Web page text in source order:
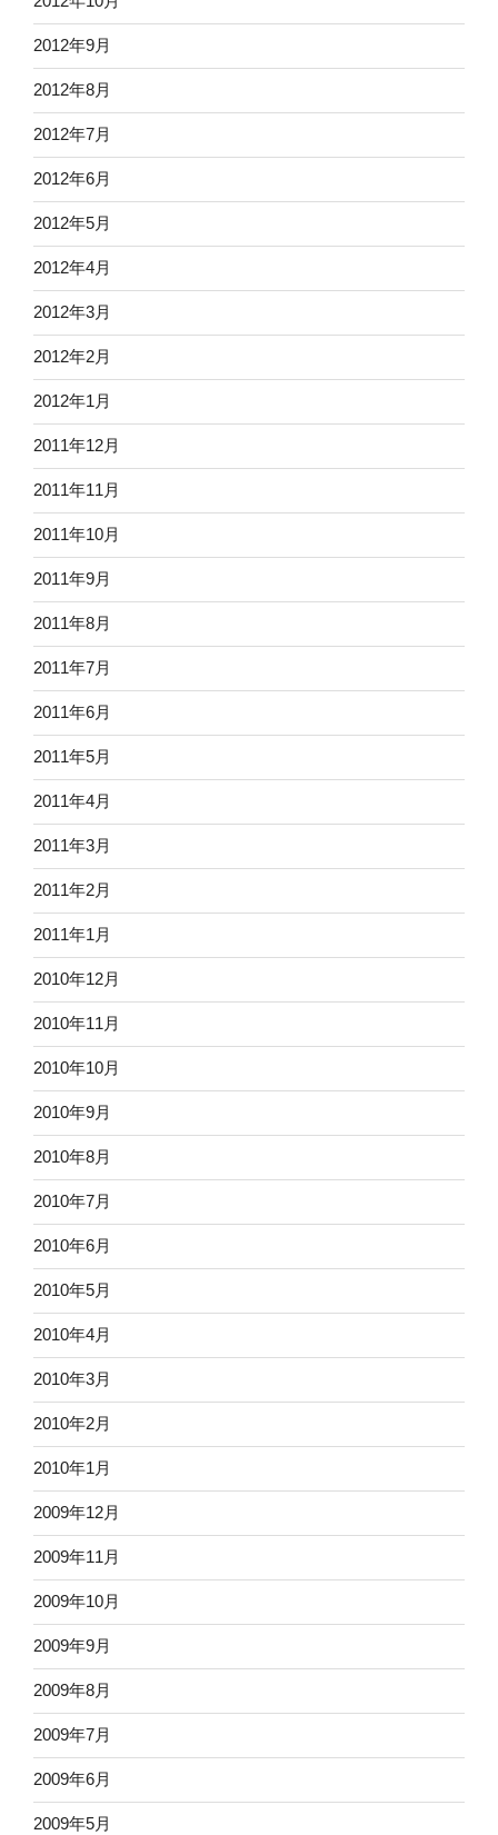
2012年9月
2012年8月
2012年7月
2012年6月
2012年5月
2012年4月
2012年3月
2012年2月
2012年1月
2011年12月
2011年11月
2011年10月
2011年9月
2011年8月
2011年7月
2011年6月
2011年5月
2011年4月
2011年3月
2011年2月
2011年1月
2010年12月
2010年11月
2010年10月
2010年9月
2010年8月
2010年7月
2010年6月
2010年5月
2010年4月
2010年3月
2010年2月
2010年1月
2009年12月
2009年11月
2009年10月
2009年9月
2009年8月
2009年7月
2009年6月
2009年5月